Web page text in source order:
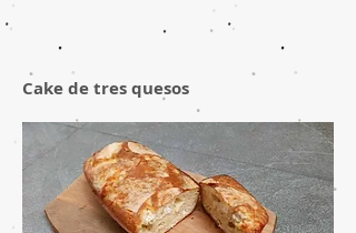
Cake de tres quesos